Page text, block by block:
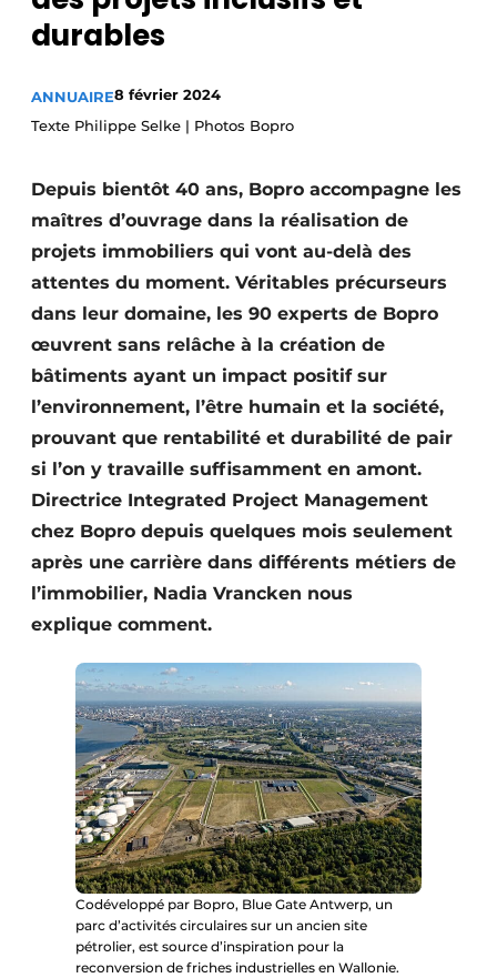
Termes et conditions
Contrôle d’accès
Éclairage
Fondations
Façades
Géotextiles
Infrastructures souterraines et égouttage
Protection solaire
Rénovation
Sécurité incendie
Software
Techniques ferroviaires
Travaux ferroviaires
durables
ANNUAIRE8 février 2024
Texte Philippe Selke | Photos Bopro
Depuis bientôt 40 ans, Bopro accompagne les
maîtres d’ouvrage dans la réalisation de
projets immobiliers qui vont au-delà des
attentes du moment. Véritables précur­seurs
dans leur domaine, les 90 experts de Bopro
œuvrent sans relâche à la création de
bâtiments ayant un impact positif sur
l’environnement, l’être humain et la société,
prouvant que rentabilité et durabilité de pair
si l’on y travaille suffi­samment en amont.
Directrice Integrated Project Management
chez Bopro depuis quelques mois seulement
après une carrière dans différents métiers de
l’immo­bilier, Nadia Vrancken nous
explique comment.
Codéveloppé par Bopro, Blue Gate Antwerp, un
parc d’activités circulaires sur un ancien site
pétrolier, est source d’inspiration pour la
reconversion de friches industrielles en Wallonie.